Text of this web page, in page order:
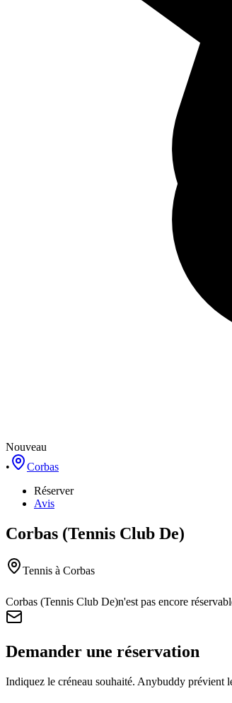
Nouveau
•
Corbas
Réserver
Avis
Corbas (Tennis Club De)
Tennis à Corbas
Corbas (Tennis Club De)n'est pas encore
Demander une réservation
Indiquez le créneau souhaité. Anybuddy prévient